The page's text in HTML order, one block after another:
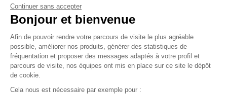
Vendez vos produits
Plan du site
© 2016 –Organisation SAFI
Continuer sans accepter
Bonjour et bienvenue
Afin de pouvoir rendre votre parcours de visite le plus agréable
possible, améliorer nos produits, générer des statistiques de
fréquentation et proposer des messages adaptés à votre profil et
parcours de visite, nos équipes ont mis en place sur ce site le dépôt
de cookie.
Cela nous est nécessaire par exemple pour :